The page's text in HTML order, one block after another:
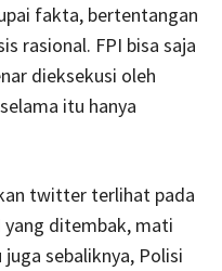
fakta, bertentangan
rasional. FPI bisa saja
dieksekusi oleh
itu hanya
twitter terlihat pada
yang ditembak, mati
sebaliknya, Polisi